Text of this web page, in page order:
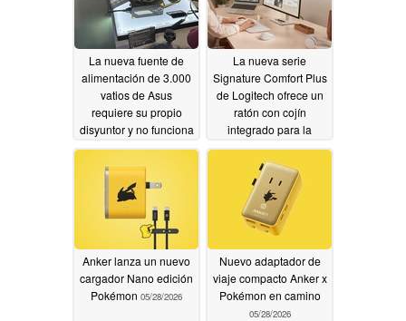
La nueva fuente de
alimentación de 3.000
vatios de Asus
requiere su propio
disyuntor y no funciona
en todas partes
La nueva serie
Signature Comfort Plus
de Logitech ofrece un
ratón con cojín
integrado para la
palma de la mano y un
teclado con
reposamuñecas
blando de doble
espuma 05/29/2026
Anker lanza un nuevo
cargador Nano edición
Pokémon 05/28/2026
Nuevo adaptador de
viaje compacto Anker x
Pokémon en camino
05/28/2026